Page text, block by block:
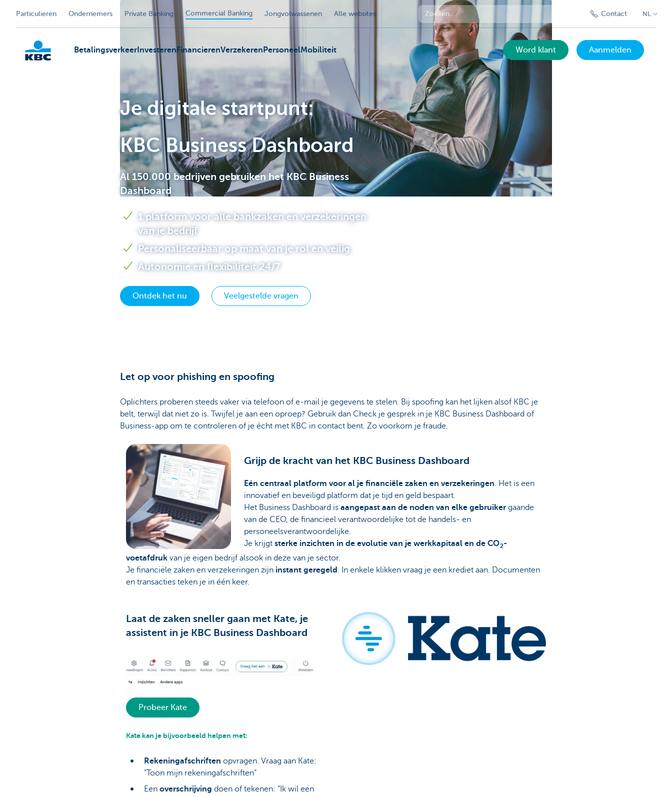
Particulieren Ondernemers Private Banking Commercial Banking Jongvolwassenen Alle websites Contact NL
Betalingsverkeer InvesterenFinancierenVerzekeren PersoneelMobiliteit Word klant Aanmelden
Je digitale startpunt:
KBC Business Dashboard
Al 150.000 bedrijven gebruiken het KBC Business
Dashboard
1 platform voor alle bankzaken en verzekeringen
van je bedrijf
Personaliseerbaar op maat van je rol en veilig
Autonomie en flexibiliteit 24/7
Ontdek het nu Veelgestelde vragen
Let op voor phishing en spoofing
Oplichters proberen steeds vaker via telefoon of e-mail je gegevens te stelen. Bij spoofing kan het lijken alsof KBC je
belt, terwijl dat niet zo is. Twijfel je aan een oproep? Gebruik dan Check je gesprek in je KBC Business Dashboard of
Business-app om te controleren of je écht met KBC in contact bent. Zo voorkom je fraude.
Grijp de kracht van het KBC Business Dashboard
Eén centraal platform voor al je financiële zaken en verzekeringen . Het is een
innovatief en beveiligd platform dat je tijd en geld bespaart.
Het Business Dashboard isaangepast aan de noden van elke gebruiker gaande
van de CEO, de financieel verantwoordelijke tot de handels- en
personeelsverantwoordelijke.
Je krijgtsterke inzichten in de evolutie van je werkkapitaal en de CO2-
voetafdruk van je eigen bedrijf alsook in deze van je sector.
Je financiële zaken en verzekeringen zijn instant geregeld . In enkele klikken vraag je een krediet aan. Documenten
en transacties teken je in één keer.
Laat de zaken sneller gaan met Kate, je
assistent in je KBC Business Dashboard
Probeer Kate
Kate kan je bijvoorbeeld helpen met:
Rekeningafschriften opvragen. Vraag aan Kate:
“Toon mijn rekeningafschriften”
Een overschrijving doen of tekenen: “Ik wil een